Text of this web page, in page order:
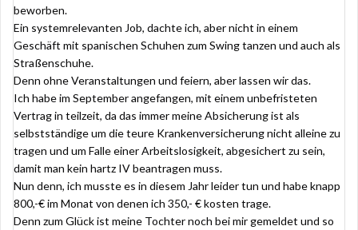
beworben.
Ein systemrelevanten Job, dachte ich, aber nicht in einem
Geschäft mit spanischen Schuhen zum Swing tanzen und auch als
Straßenschuhe.
Denn ohne Veranstaltungen und feiern, aber lassen wir das.
Ich habe im September angefangen, mit einem unbefristeten
Vertrag in teilzeit, da das immer meine Absicherung ist als
selbstständige um die teure Krankenversicherung nicht alleine zu
tragen und um Falle einer Arbeitslosigkeit, abgesichert zu sein,
damit man kein hartz IV beantragen muss.
Nun denn, ich musste es in diesem Jahr leider tun und habe knapp
800,-€ im Monat von denen ich 350,- € kosten trage.
Denn zum Glück ist meine Tochter noch bei mir gemeldet und so